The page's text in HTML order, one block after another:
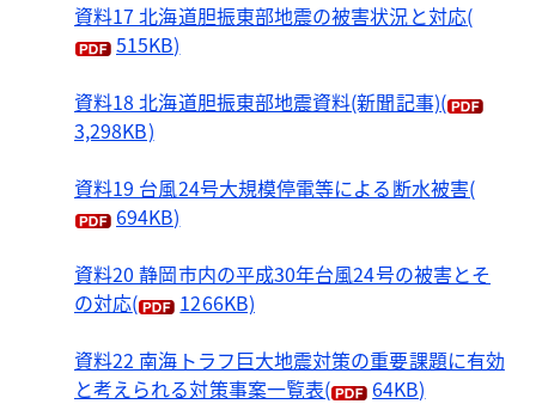
資料17 北海道胆振東部地震の被害状況と対応(
515KB)
資料18 北海道胆振東部地震資料(新聞記事)(
3,298KB)
資料19 台風24号大規模停電等による断水被害(
694KB)
資料20 静岡市内の平成30年台風24号の被害とそ
の対応(
1266KB)
資料22 南海トラフ巨大地震対策の重要課題に有効
と考えられる対策事案一覧表(
64KB)